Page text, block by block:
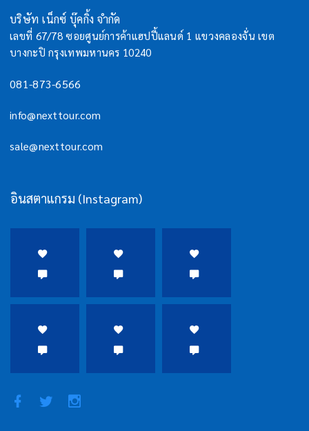
บริษัท เน็กซ์ บุ๊คกิ้ง จำกัด
เลขที่ 67/78 ซอยศูนย์การค้าแฮปปี้แลนด์ 1 แขวงคลองจั่น เขต
บางกะปิ กรุงเทพมหานคร 10240
081-873-6566
info@nexttour.com
sale@nexttour.com
อินสตาแกรม (Instagram)